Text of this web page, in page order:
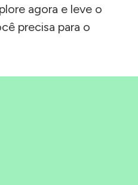
agora e leve o
precisa para o